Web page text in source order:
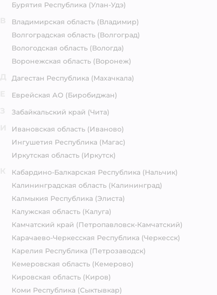
Бурятия Республика (Улан-Удэ)
Владимирская область (Владимир)
Волгоградская область (Волгоград)
Вологодская область (Вологда)
Воронежская область (Воронеж)
Дагестан Республика (Махачкала)
Еврейская АО (Биробиджан)
Забайкальский край (Чита)
Ивановская область (Иваново)
Ингушетия Республика (Магас)
Иркутская область (Иркутск)
Кабардино-Балкарская Республика (Нальчик)
Калининградская область (Калининград)
Калмыкия Республика (Элиста)
Калужская область (Калуга)
Камчатский край (Петропавловск-Камчатский)
Карачаево-Черкесская Республика (Черкесск)
Карелия Республика (Петрозаводск)
Кемеровская область (Кемерово)
Кировская область (Киров)
Коми Республика (Сыктывкар)